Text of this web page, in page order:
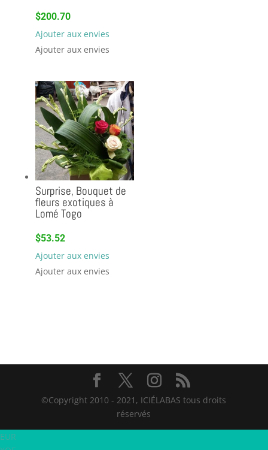
$200.70
Ajouter aux envies
Ajouter aux envies
Surprise, Bouquet de
fleurs exotiques à
Lomé Togo
$53.52
Ajouter aux envies
Ajouter aux envies
©Copyright 2010 - 2021, ICIÉLABAS tous droits
réservés
EUR